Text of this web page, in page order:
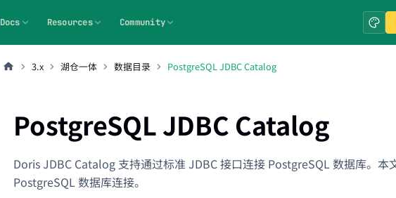
Docs Resources Community
3.x 湖仓一体 数据目录 PostgreSQL JDBC Catalog
PostgreSQL JDBC Catalog
Doris JDBC Catalog 支持通过标准 JDBC 接口连接 PostgreSQL 数据库。本
PostgreSQL 数据库连接。